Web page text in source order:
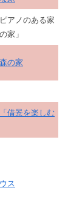
アノのある家
家」
の家
借景を楽しむ
ス